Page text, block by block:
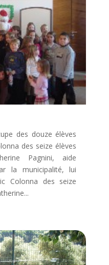
des douze élèves
des seize élèves
Pagnini, aide
la municipalité, lui
Colonna des seize